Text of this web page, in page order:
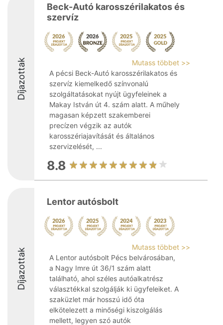
Díjazottak
Beck-Autó karosszérilakatos és
szervíz
Mutass többet >>
A pécsi Beck-Autó karosszérilakatos és
szervíz kiemelkedő színvonalú
szolgáltatásokat nyújt ügyfeleinek a
Makay István út 4. szám alatt. A műhely
magasan képzett szakemberei
precízen végzik az autók
karosszériajavítását és általános
szervizelését, ...
8.8
Díjazottak
Lentor autósbolt
Mutass többet >>
A Lentor autósbolt Pécs belvárosában,
a Nagy Imre út 36/1 szám alatt
található, ahol széles autóalkatrész
választékkal szolgálják ki ügyfeleiket. A
szaküzlet már hosszú idő óta
elkötelezett a minőségi kiszolgálás
mellett, legyen szó autók